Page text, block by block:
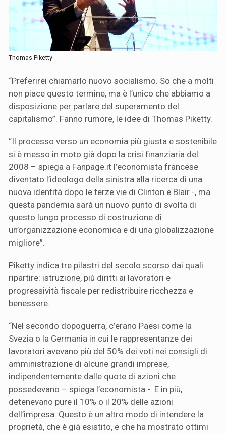
Thomas Piketty
“Preferirei chiamarlo nuovo socialismo. So che a molti
non piace questo termine, ma è l’unico che abbiamo a
disposizione per parlare del superamento del
capitalismo”. Fanno rumore, le idee di Thomas Piketty.
“Il processo verso un economia più giusta e sostenibile
si è messo in moto già dopo la crisi finanziaria del
2008 – spiega a Fanpage.it l’economista francese
diventato l’ideologo della sinistra alla ricerca di una
nuova identità dopo le terze vie di Clinton e Blair -, ma
questa pandemia sarà un nuovo punto di svolta di
questo lungo processo di costruzione di
un’organizzazione economica e di una globalizzazione
migliore”.
Piketty indica tre pilastri del secolo scorso dai quali
ripartire: istruzione, più diritti ai lavoratori e
progressività fiscale per redistribuire ricchezza e
benessere.
“Nel secondo dopoguerra, c’erano Paesi come la
Svezia o la Germania in cui le rappresentanze dei
lavoratori avevano più del 50% dei voti nei consigli di
amministrazione di alcune grandi imprese,
indipendentemente dalle quote di azioni che
possedevano – spiega l’economista -. E in più,
detenevano pure il 10% o il 20% delle azioni
dell’impresa. Questo è un altro modo di intendere la
proprietà, che è già esistito, e che ha mostrato ottimi